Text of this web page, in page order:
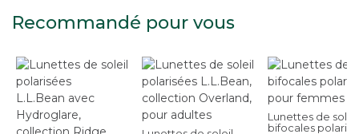
Recommandé pour vous
Lunettes de soleil
bifocales